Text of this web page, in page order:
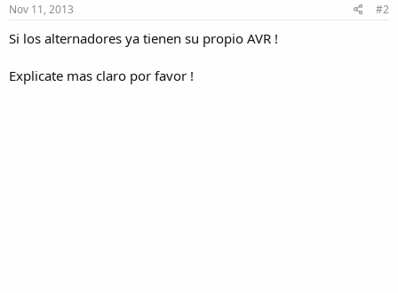
Nov 11, 2013 #2
Si los alternadores ya tienen su propio AVR !
Explicate mas claro por favor !